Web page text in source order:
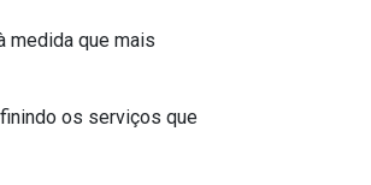
medida que mais
os serviços que